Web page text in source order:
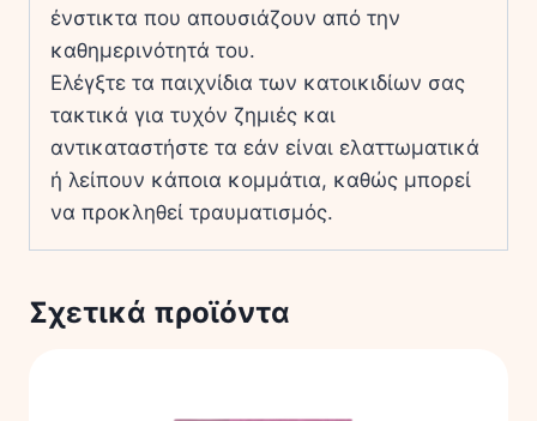
ένστικτα που απουσιάζουν από την
καθημερινότητά του.
Ελέγξτε τα παιχνίδια των κατοικιδίων σας
τακτικά για τυχόν ζημιές και
αντικαταστήστε τα εάν είναι ελαττωματικά
ή λείπουν κάποια κομμάτια, καθώς μπορεί
να προκληθεί τραυματισμός.
Σχετικά προϊόντα